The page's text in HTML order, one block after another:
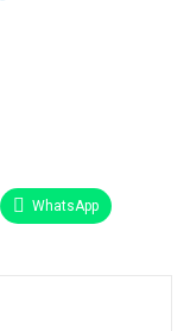
WhatsApp